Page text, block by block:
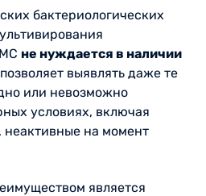
бактериологических
не нуждается в наличии
выявлять даже те
или невозможно
условиях, включая
неактивные на момент
является